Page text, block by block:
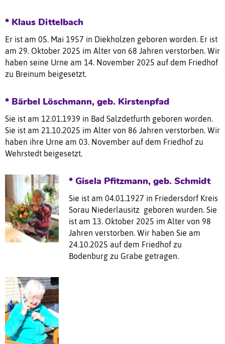
* Klaus Dittelbach
Er ist am 05. Mai 1957 in Diekholzen geboren worden. Er ist
am 29. Oktober 2025 im Alter von 68 Jahren verstorben. Wir
haben seine Urne am 14. November 2025 auf dem Friedhof
zu Breinum beigesetzt.
* Bärbel Löschmann, geb. Kirstenpfad
Sie ist am 12.01.1939 in Bad Salzdetfurth geboren worden.
Sie ist am 21.10.2025 im Alter von 86 Jahren verstorben. Wir
haben ihre Urne am 03. November auf dem Friedhof zu
Wehrstedt beigesetzt.
* Gisela Pfitzmann, geb. Schmidt
Sie ist am 04.01.1927 in Friedersdorf Kreis
Sorau Niederlausitz geboren wurden. Sie
ist am 13. Oktober 2025 im Alter von 98
Jahren verstorben. Wir haben Sie am
24.10.2025 auf dem Friedhof zu
Bodenburg zu Grabe getragen.